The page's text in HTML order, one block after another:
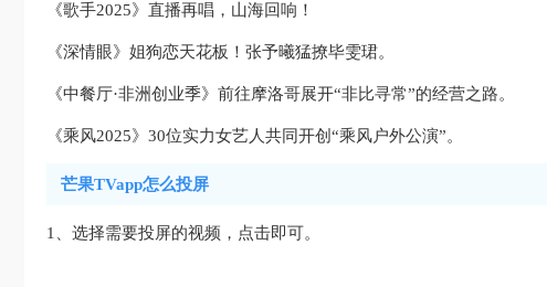
《歌手2025》直播再唱，山海回响！
《深情眼》姐狗恋天花板！张予曦猛撩毕雯珺。
《中餐厅·非洲创业季》前往摩洛哥展开“非比寻常”的经营之路。
《乘风2025》30位实力女艺人共同开创“乘风户外公演”。
芒果TVapp怎么投屏
1、选择需要投屏的视频，点击即可。